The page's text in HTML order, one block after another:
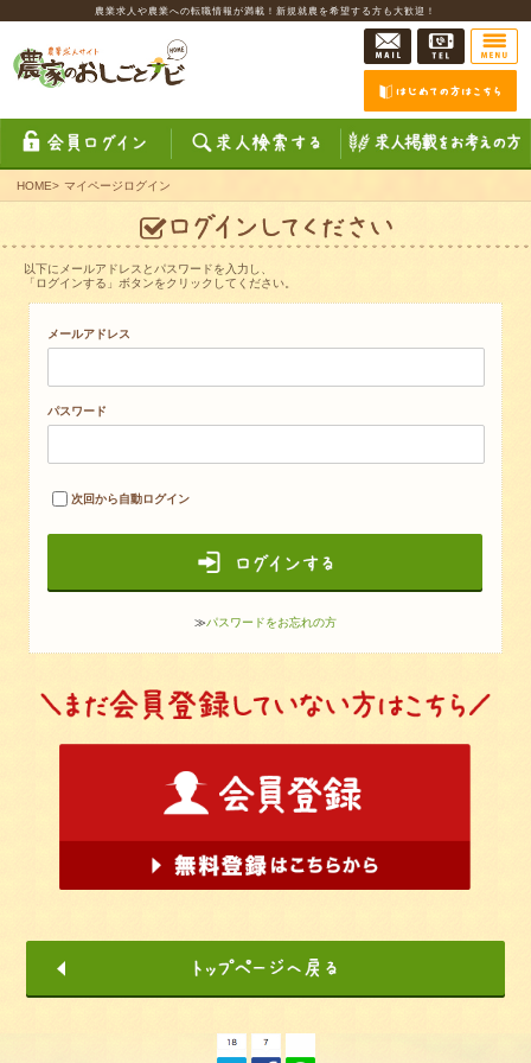
農業求人や農業への転職情報が満載！新規就農を希望する方も大歓迎！
HOME> マイページログイン
以下にメールアドレスとパスワードを入力し、
「ログインする」ボタンをクリックしてください。
メールアドレス
パスワード
次回から自動ログイン
≫パスワードをお忘れの方